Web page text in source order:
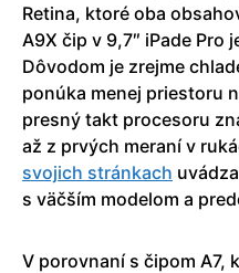
Retina, ktoré oba
A9X čip v 9,7″ iPade Pro
Dôvodom je zrejme
ponúka menej priestoru
presný takt procesoru
až z prvých meraní v
svojich stránkach
s väčším modelom a
V porovnaní s čipom A7,